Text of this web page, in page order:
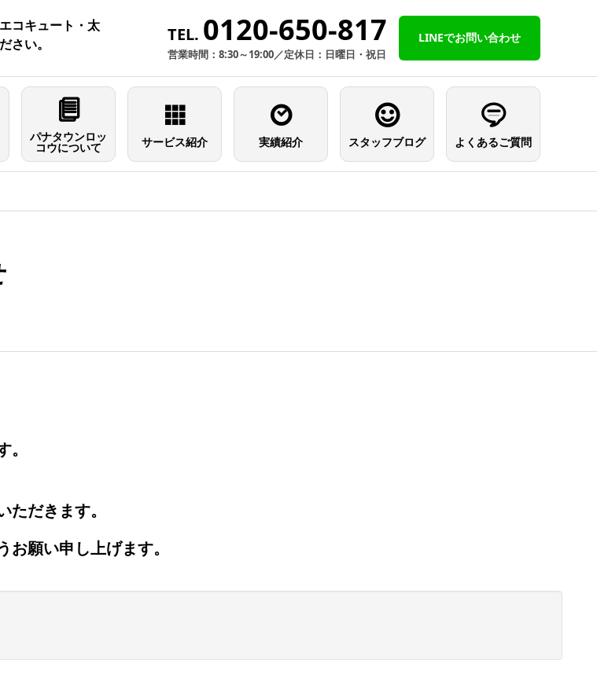
コキュート・太
さい。
TEL. 0120-650-817
営業時間：8:30～19:00／定休日：日曜日・祝日
LINEでお問い合わせ
パナタウンロッ
コウについて サービス紹介 実績紹介 スタッフブログ よくあるご質問
だきます。
願い申し上げます。